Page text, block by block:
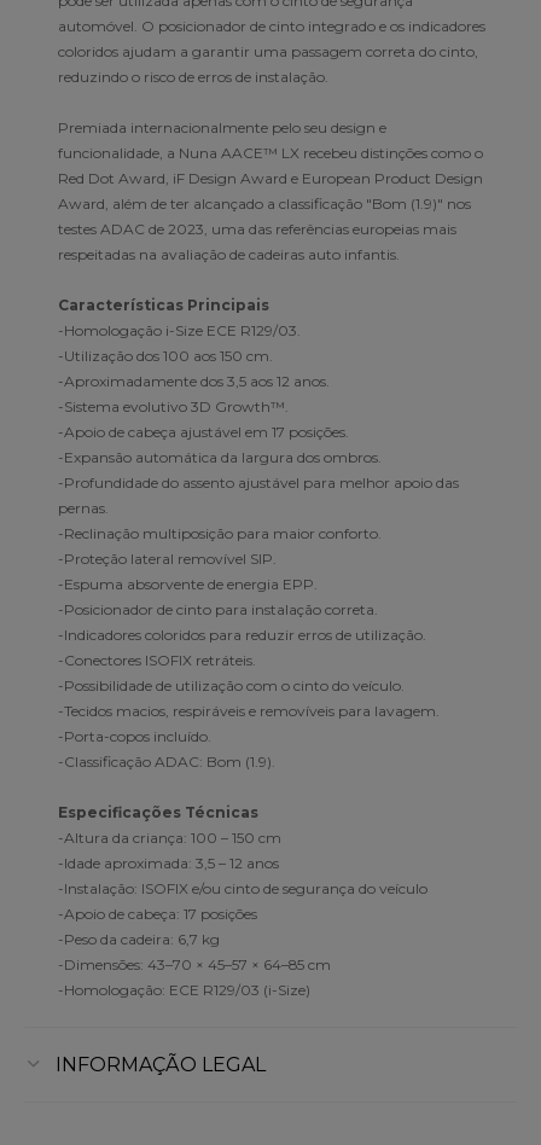
automóvel. O posicionador de cinto integrado e os indicadores
coloridos ajudam a garantir uma passagem correta do cinto,
reduzindo o risco de erros de instalação.
Premiada internacionalmente pelo seu design e
funcionalidade, a Nuna AACE™ LX recebeu distinções como o
Red Dot Award, iF Design Award e European Product Design
Award, além de ter alcançado a classificação "Bom (1.9)" nos
testes ADAC de 2023, uma das referências europeias mais
respeitadas na avaliação de cadeiras auto infantis.
Características Principais
-Homologação i-Size ECE R129/03.
-Utilização dos 100 aos 150 cm.
-Aproximadamente dos 3,5 aos 12 anos.
-Sistema evolutivo 3D Growth™.
-Apoio de cabeça ajustável em 17 posições.
-Expansão automática da largura dos ombros.
-Profundidade do assento ajustável para melhor apoio das
pernas.
-Reclinação multiposição para maior conforto.
-Proteção lateral removível SIP.
-Espuma absorvente de energia EPP.
-Posicionador de cinto para instalação correta.
-Indicadores coloridos para reduzir erros de utilização.
-Conectores ISOFIX retráteis.
-Possibilidade de utilização com o cinto do veículo.
-Tecidos macios, respiráveis e removíveis para lavagem.
-Porta-copos incluído.
-Classificação ADAC: Bom (1.9).
Especificações Técnicas
-Altura da criança: 100 – 150 cm
-Idade aproximada: 3,5 – 12 anos
-Instalação: ISOFIX e/ou cinto de segurança do veículo
-Apoio de cabeça: 17 posições
-Peso da cadeira: 6,7 kg
-Dimensões: 43–70 × 45–57 × 64–85 cm
-Homologação: ECE R129/03 (i-Size)
INFORMAÇÃO LEGAL